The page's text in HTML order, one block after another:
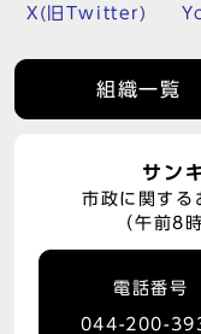
X(旧Twitter)
組織一覧
サン
市政に関する
（午前8
電話番号
044-200-